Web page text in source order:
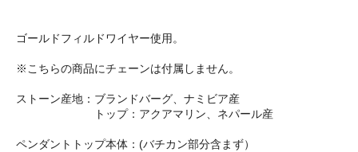
ゴールドフィルドワイヤー使用。
※こちらの商品にチェーンは付属しません。
ストーン産地：ブランドバーグ、ナミビア産
トップ：アクアマリン、ネパール産
ペンダントトップ本体：(バチカン部分含まず）